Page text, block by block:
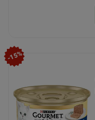
-15%